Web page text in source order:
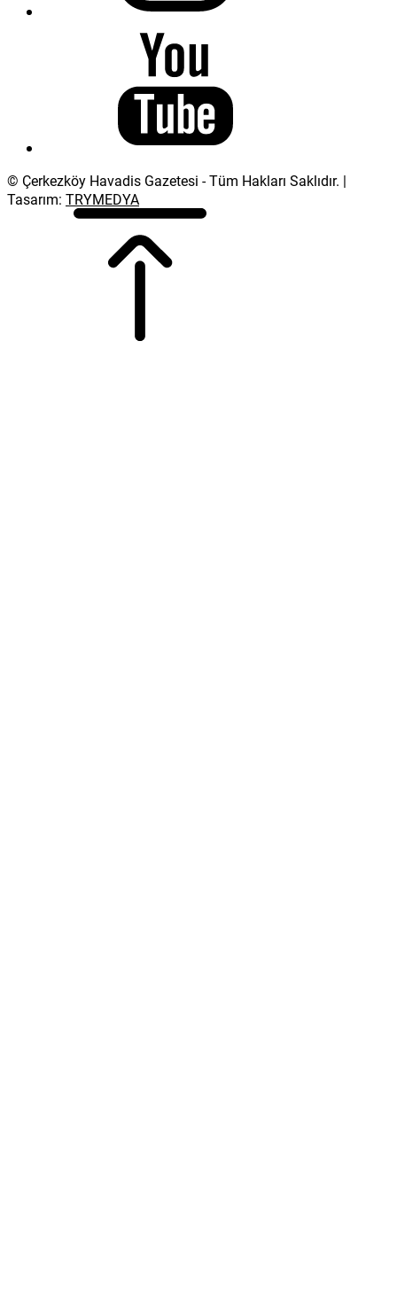
© Çerkezköy Havadis Gazetesi - Tüm Hakları Saklıdır. |
Tasarım: TRYMEDYA